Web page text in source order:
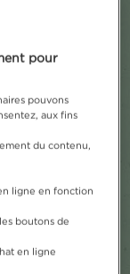
pour
pouvons
aux fins
du contenu,
ligne en fonction
boutons de
en ligne